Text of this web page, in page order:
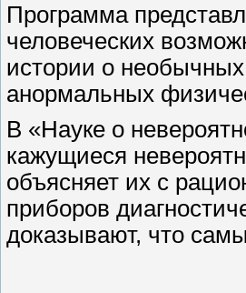
Программа
человеческих
истории о
анормальных
В «Науке о
кажущиеся
объясняет их с
приборов
доказывают, что